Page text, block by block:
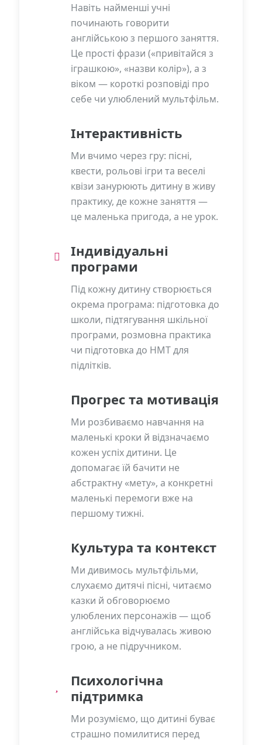
Навіть найменші учні
починають говорити
англійською з першого заняття.
Це прості фрази («привітайся з
іграшкою», «назви колір»), а з
віком — короткі розповіді про
себе чи улюблений мультфільм.
Інтерактивність
Ми вчимо через гру: пісні,
квести, рольові ігри та веселі
квізи занурюють дитину в живу
практику, де кожне заняття —
це маленька пригода, а не урок.
Індивідуальні
програми
Під кожну дитину створюється
окрема програма: підготовка до
школи, підтягування шкільної
програми, розмовна практика
чи підготовка до НМТ для
підлітків.
Прогрес та мотивація
Ми розбиваємо навчання на
маленькі кроки й відзначаємо
кожен успіх дитини. Це
допомагає їй бачити не
абстрактну «мету», а конкретні
маленькі перемоги вже на
першому тижні.
Культура та контекст
Ми дивимось мультфільми,
слухаємо дитячі пісні, читаємо
казки й обговорюємо
улюблених персонажів — щоб
англійська відчувалась живою
грою, а не підручником.
Психологічна
підтримка
Ми розуміємо, що дитині буває
страшно помилитися перед